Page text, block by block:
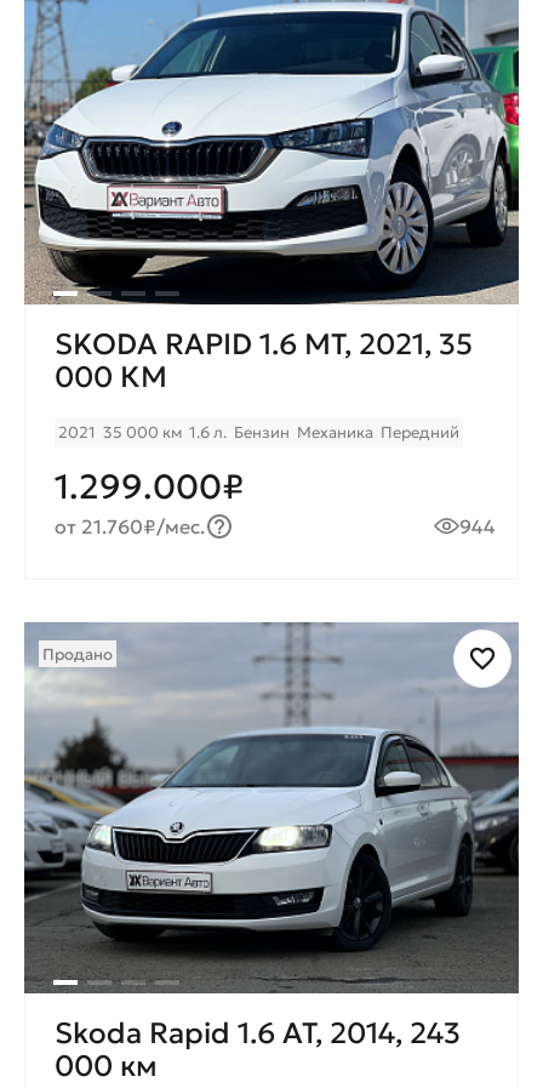
SKODA RAPID 1.6 МT, 2021, 35
000 КМ
2021 35 000 км 1.6 л. Бензин Механика Передний
1.299.000₽
от 21.760₽/мес. 944
Продано
Skoda Rapid 1.6 AT, 2014, 243
000 км